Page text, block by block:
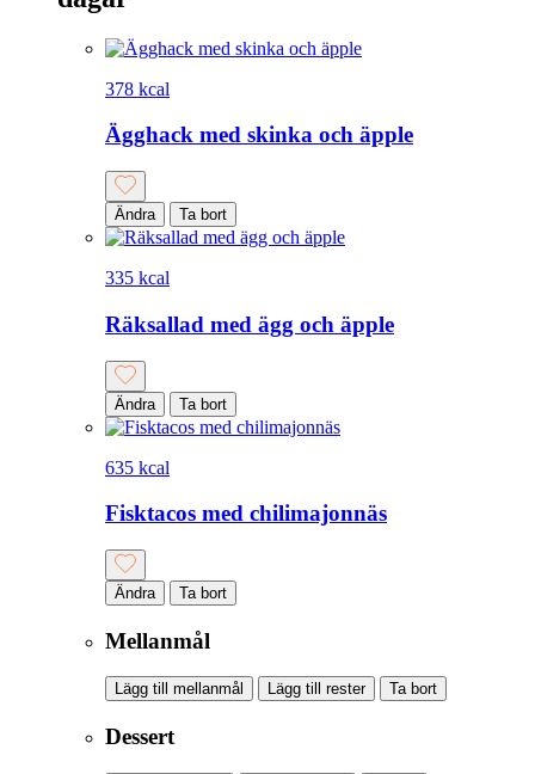
378 kcal
Ägghack med skinka och äpple
Ändra Ta bort
335 kcal
Räksallad med ägg och äpple
Ändra Ta bort
635 kcal
Fisktacos med chilimajonnäs
Ändra Ta bort
Mellanmål
Lägg till mellanmål Lägg till rester Ta bort
Dessert